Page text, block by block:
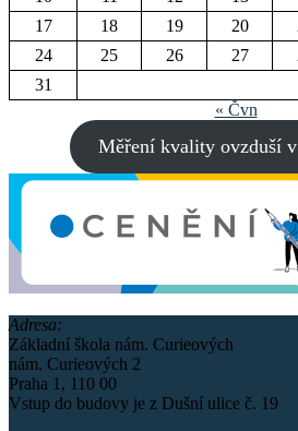
17
18 19 20
24
25 26 27
31
« Čvn
Měření kvality ovzduší
Adresa:
Základní škola nám. Curieových
nám. Curieových 2
Praha 1, 110 00
Vstup do budovy je z Dušní ulice č. 19